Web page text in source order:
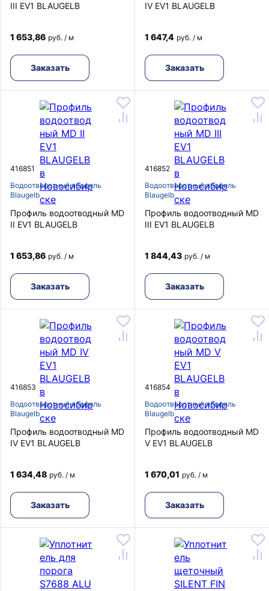
III EV1 BLAUGELB
1 653,86 руб. / м
Заказать
IV EV1 BLAUGELB
1 647,4 руб. / м
Заказать
416851
Водоотворотный профиль
Blaugelb
Профиль водоотводный MD
II EV1 BLAUGELB
1 653,86 руб. / м
Заказать
416852
Водоотворотный профиль
Blaugelb
Профиль водоотводный MD
III EV1 BLAUGELB
1 844,43 руб. / м
Заказать
416853
Водоотворотный профиль
Blaugelb
Профиль водоотводный MD
IV EV1 BLAUGELB
1 634,48 руб. / м
Заказать
416854
Водоотворотный профиль
Blaugelb
Профиль водоотводный MD
V EV1 BLAUGELB
1 670,01 руб. / м
Заказать